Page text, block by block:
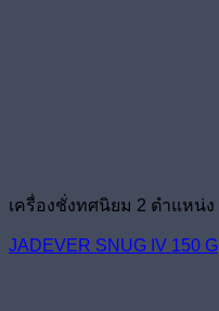
เครื่องชั่งทศนิยม 2 ตำแหน่ง
JADEVER SNUG IV 150 G